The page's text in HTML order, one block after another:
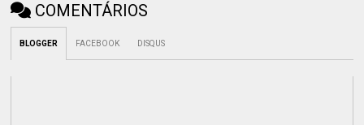
COMENTÁRIOS
BLOGGER FACEBOOK DISQUS